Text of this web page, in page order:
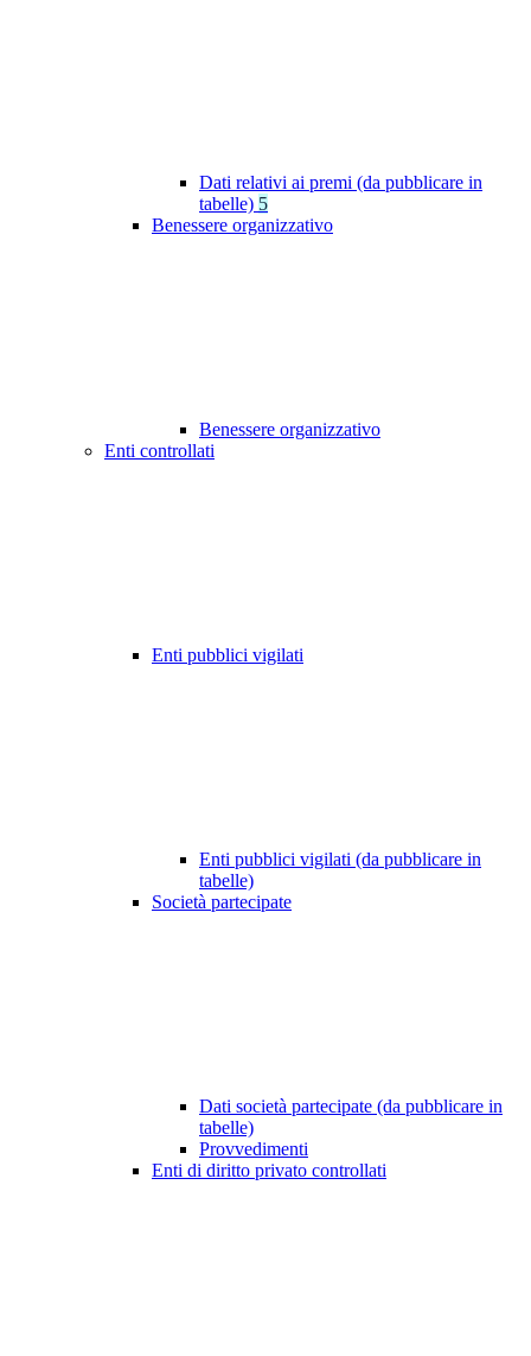
Dati relativi ai premi (da pubblicare in
tabelle) 5
Benessere organizzativo
Benessere organizzativo
Enti controllati
Enti pubblici vigilati
Enti pubblici vigilati (da pubblicare in
tabelle)
Società partecipate
Dati società partecipate (da pubblicare in
tabelle)
Provvedimenti
Enti di diritto privato controllati